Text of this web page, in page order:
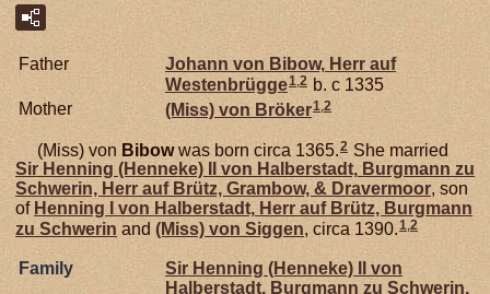
Father Johann von Bibow, Herr auf
Westenbrügge1 2 b. c 1335
Mother
(Miss) von Bröker1 2
(Miss) von Bibowwas born circa 1365.2 She married
Sir Henning (Henneke) II von Halberstadt, Burgmann zu
Schwerin, Herr auf Brütz, Grambow, & Dravermoor, son
of Henning I von Halberstadt, Herr auf Brütz, Burgmann
zu Schwerin and (Miss) von Siggen, circa 1390.1,2
Family
Sir Henning (Henneke) II von
Halberstadt, Burgmann zu Schwerin,